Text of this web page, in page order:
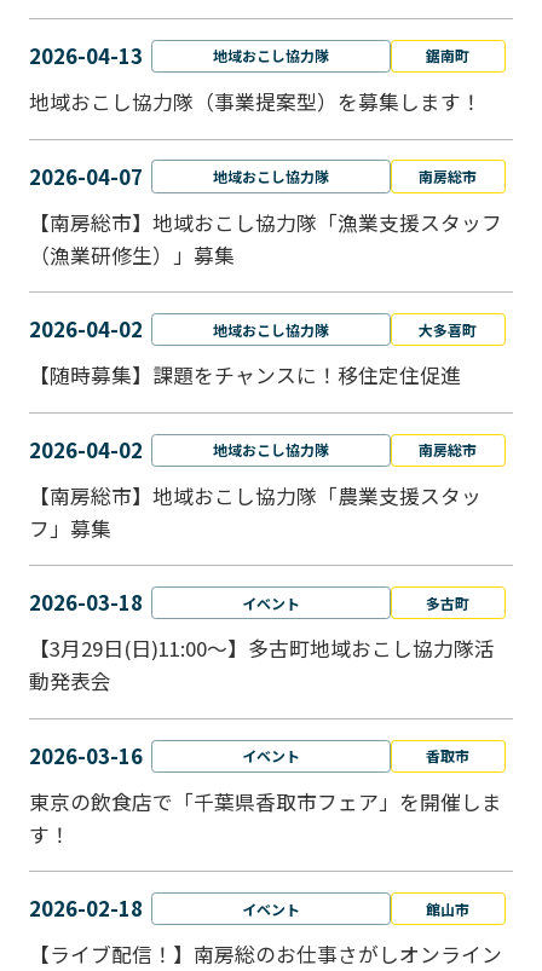
2026-04-13 地域おこし協力隊 鋸南町
地域おこし協力隊（事業提案型）を募集します！
2026-04-07 地域おこし協力隊 南房総市
【南房総市】地域おこし協力隊「漁業支援スタッフ
（漁業研修生）」募集
2026-04-02 地域おこし協力隊 大多喜町
【随時募集】課題をチャンスに！移住定住促進
2026-04-02 地域おこし協力隊 南房総市
【南房総市】地域おこし協力隊「農業支援スタッ
フ」募集
2026-03-18 イベント 多古町
【3月29日(日)11:00～】多古町地域おこし協力隊活
動発表会
2026-03-16 イベント 香取市
東京の飲食店で「千葉県香取市フェア」を開催しま
す！
2026-02-18 イベント 館山市
【ライブ配信！】南房総のお仕事さがしオンライン